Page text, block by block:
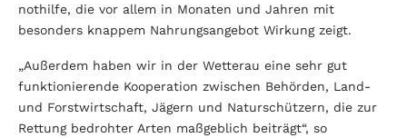
nothilfe, die vor allem in Monaten und Jahren mit
besonders knappem Nahrungsangebot Wirkung zeigt.
„Außerdem haben wir in der Wetterau eine sehr gut
funktionierende Kooperation zwischen Behörden, Land-
und Forstwirtschaft, Jägern und Naturschützern, die zur
Rettung bedrohter Arten maßgeblich beiträgt“, so